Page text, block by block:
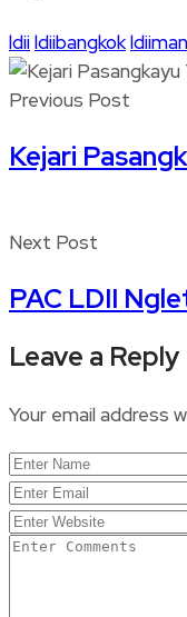
ldiildiibangkok
Previous Post
Kejari
Next Post
PAC LDII
Leave a Reply
Your email address